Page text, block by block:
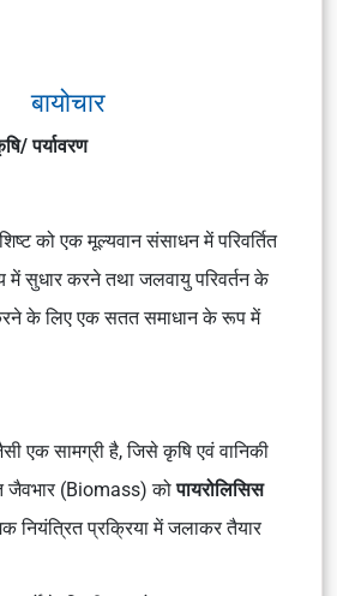
बायोचार
पर्यावरण
को एक मूल्यवान संसाधन में परिवर्तित
में सुधार करने तथा जलवायु परिवर्तन के
के लिए एक सतत समाधान के रूप में
एक सामग्री है, जिसे कृषि एवं वानिकी
जैवभार (Biomass) कोपायरोलिसिस
नियंत्रित प्रक्रिया में जलाकर तैयार